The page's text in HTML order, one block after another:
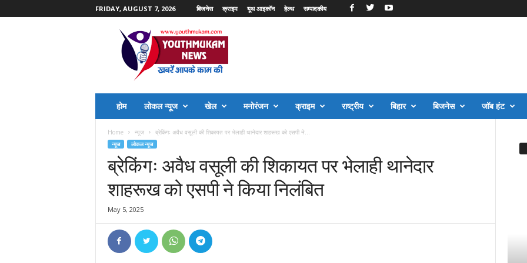
FRIDAY, AUGUST 7, 2026 बिजनेस क्राइम यूथ आइकॉन हेल्थ सम्पादकीय
होम लोकल न्यूज खेल मनोरंजन क्राइम राष्ट्रीय बिहार बिजनेस जॉब हंट
Home न्यूज ब्रेकिंगः अवैध वसूली की शिकायत पर भेलाही थानेदार शाहरूख को एसपी ने...
न्यूज लोकल न्यूज
ब्रेकिंगः अवैध वसूली की शिकायत पर भेलाही थानेदार
शाहरूख को एसपी ने किया निलंबित
May 5, 2025